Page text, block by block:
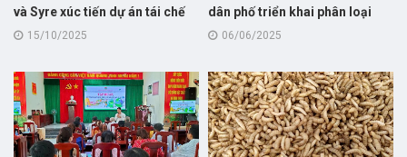
và Syre xúc tiến dự án tái chế
vải polyester : Bước khởi đầu
ngành dệt may Việt Nam
15/10/2025
dân phố triển khai phân loại
rác sinh hoạt tại nguồn trong
06/06/2025